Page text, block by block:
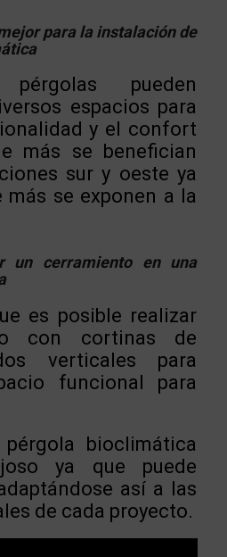
para la instalación de
pueden
espacios para
y el confort
más se benefician
sur y oeste ya
más se exponen a la
un cerramiento en una
es posible realizar
con cortinas de
verticales para
funcional para
bioclimática
ya que puede
así a las
de cada proyecto.